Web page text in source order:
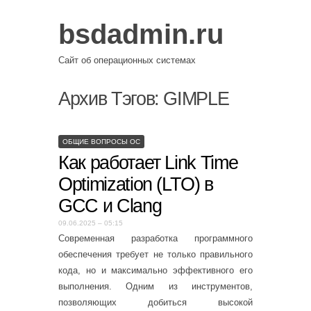
bsdadmin.ru
Сайт об операционных системах
Архив Тэгов: GIMPLE
ОБЩИЕ ВОПРОСЫ ОС
Как работает Link Time
Optimization (LTO) в
GCC и Clang
09.06.2025 – 05:15
Современная разработка программного
обеспечения требует не только правильного
кода, но и максимально эффективного его
выполнения. Одним из инструментов,
позволяющих добиться высокой